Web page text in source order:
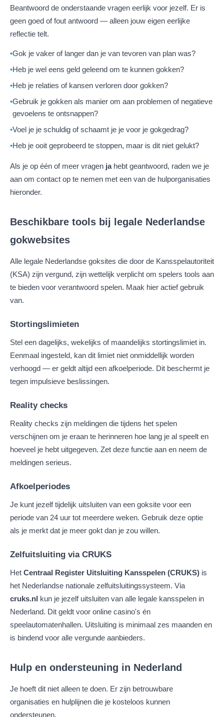
Beantwoord de onderstaande vragen eerlijk voor jezelf. Er is
geen goed of fout antwoord — alleen jouw eigen eerlijke
reflectie telt.
Gok je vaker of langer dan je van tevoren van plan was?
Heb je wel eens geld geleend om te kunnen gokken?
Heb je relaties of kansen verloren door gokken?
Gebruik je gokken als manier om aan problemen of negatieve
gevoelens te ontsnappen?
Voel je je schuldig of schaamt je je voor je gokgedrag?
Heb je ooit geprobeerd te stoppen, maar is dit niet gelukt?
Als je op één of meer vragen jahebt geantwoord, raden we je
aan om contact op te nemen met een van de hulporganisaties
hieronder.
Beschikbare tools bij legale Nederlandse
gokwebsites
Alle legale Nederlandse goksites die door de Kansspelautoriteit
(KSA) zijn vergund, zijn wettelijk verplicht om spelers tools aan
te bieden voor verantwoord spelen. Maak hier actief gebruik
van.
Stortingslimieten
Stel een dagelijks, wekelijks of maandelijks stortingslimiet in.
Eenmaal ingesteld, kan dit limiet niet onmiddellijk worden
verhoogd — er geldt altijd een afkoelperiode. Dit beschermt je
tegen impulsieve beslissingen.
Reality checks
Reality checks zijn meldingen die tijdens het spelen
verschijnen om je eraan te herinneren hoe lang je al speelt en
hoeveel je hebt uitgegeven. Zet deze functie aan en neem de
meldingen serieus.
Afkoelperiodes
Je kunt jezelf tijdelijk uitsluiten van een goksite voor een
periode van 24 uur tot meerdere weken. Gebruik deze optie
als je merkt dat je meer gokt dan je zou willen.
Zelfuitsluiting via CRUKS
Het Centraal Register Uitsluiting Kansspelen (CRUKS) is
het Nederlandse nationale zelfuitsluitingssysteem. Via
cruks.nl kun je jezelf uitsluiten van alle legale kansspelen in
Nederland. Dit geldt voor online casino's én
speelautomatenhallen. Uitsluiting is minimaal zes maanden en
is bindend voor alle vergunde aanbieders.
Hulp en ondersteuning in Nederland
Je hoeft dit niet alleen te doen. Er zijn betrouwbare
organisaties en hulplijnen die je kosteloos kunnen
ondersteunen.